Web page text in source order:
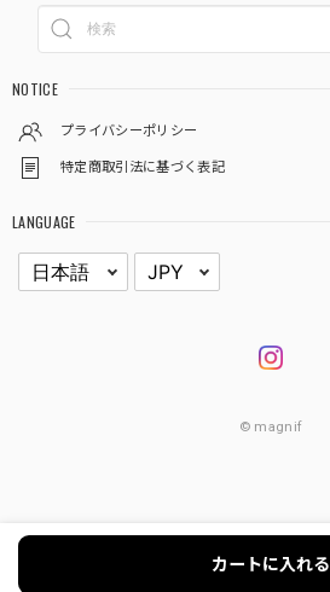
NOTICE
プライバシーポリシー
特定商取引法に基づく表記
LANGUAGE
© magnif
カートに入れる